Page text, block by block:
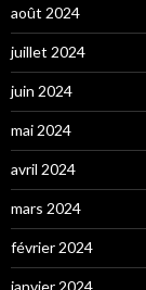
août 2024
juillet 2024
juin 2024
mai 2024
avril 2024
mars 2024
février 2024